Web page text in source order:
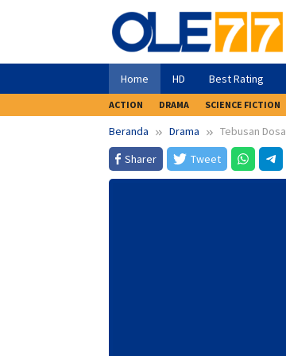
Home HD Best Rating
ACTION DRAMA SCIENCE FICTION
Beranda Drama
Tebusan Dosa
Sharer
Tweet